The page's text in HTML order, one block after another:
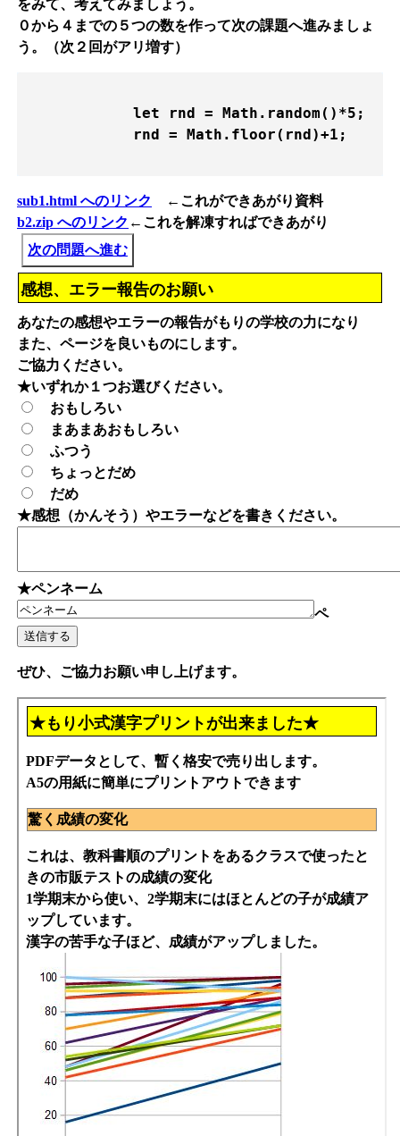
をみて、考えてみましょう。
０から４までの５つの数を作って次の課題へ進みましょ
う。（次２回がアリ増す）
let rnd = Math.random()*5;
rnd = Math.floor(rnd)+1;
sub1.html へのリンク
←これができあがり資料
b2.zip へのリンク ←これを解凍すればできあがり
次の問題へ進む
感想、エラー報告のお願い
あなたの感想やエラーの報告がもりの学校の力になり
また、ページを良いものにします。
ご協力ください。
★いずれか１つお選びください。
おもしろい
まあまあおもしろい
ふつう
ちょっとだめ
だめ
★感想（かんそう）やエラーなどを書きください。
★ペンネーム
ペ
ぜひ、ご協力お願い申し上げます。